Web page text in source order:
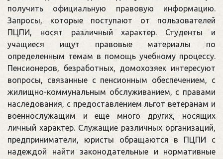
получить официальную правовую информацию.
Запросы, которые поступают от пользователей
ПЦПИ, носят различный характер. Студенты и
учащиеся ищут правовые материалы по
определенным темам в помощь учебному процессу.
Пенсионеров, безработных, домохозяек интересуют
вопросы, связанные с пенсионным обеспечением, с
жилищно-коммунальным обслуживанием, с правами
наследования, с предоставлением льгот ветеранам и
военнослужащим и еще много других, носящих
личный характер. Служащие различных организаций,
предприниматели, юристы обращаются в ПЦПИ с
надеждой найти законодательные и нормативные